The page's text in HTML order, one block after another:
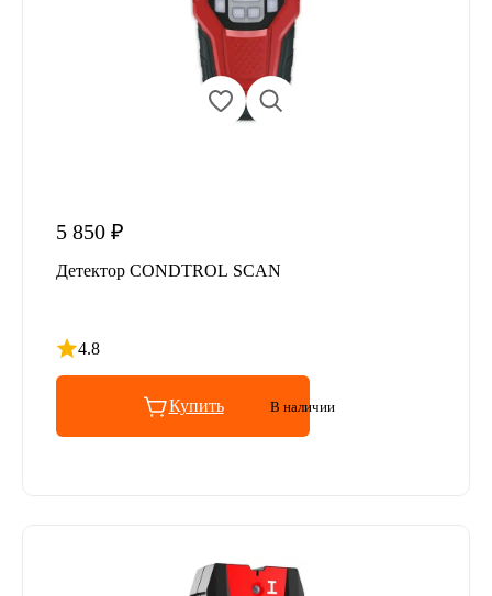
5 850 ₽
Детектор CONDTROL SCAN
4.8
Рейтинг 4.8 из 5
Купить В наличии